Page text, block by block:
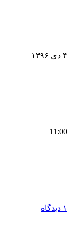
۴ دی ۱۳۹۶
11:00
۱ دیدگاه